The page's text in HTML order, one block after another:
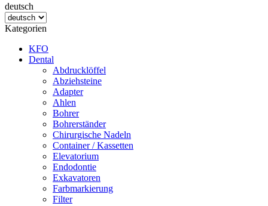
deutsch
Kategorien
KFO
Dental
Abdrucklöffel
Abziehsteine
Adapter
Ahlen
Bohrer
Bohrerständer
Chirurgische Nadeln
Container / Kassetten
Elevatorium
Endodontie
Exkavatoren
Farbmarkierung
Filter